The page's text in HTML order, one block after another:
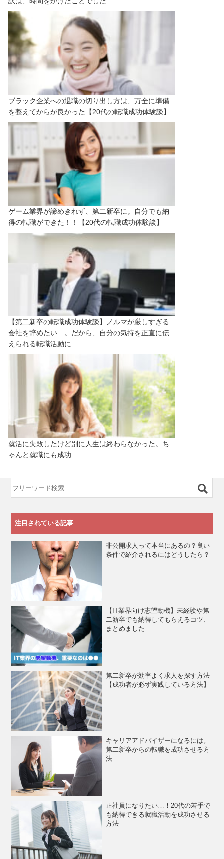
ブラック企業への退職の切り出し方は、万全に準備
を整えてからが良かった【20代の転職成功体験談】
ゲーム業界が諦めきれず、第二新卒に。自分でも納
得の転職ができた！！【20代の転職成功体験談】
【第二新卒の転職成功体験談】ノルマが厳しすぎる
会社を辞めたい…。だから、自分の気持を正直に伝
えられる転職活動に…
就活に失敗したけど別に人生は終わらなかった。ち
ゃんと就職にも成功
注目されている記事
非公開求人って本当にあるの？良い
条件で紹介されるにはどうしたら？
【IT業界向け志望動機】未経験や第
二新卒でも納得してもらえるコツ、
まとめました
第二新卒が効率よく求人を探す方法
【成功者が必ず実践している方法】
キャリアアドバイザーになるには。
第二新卒からの転職を成功させる方
法
正社員になりたい…！20代の若手で
も納得できる就職活動を成功させる
方法